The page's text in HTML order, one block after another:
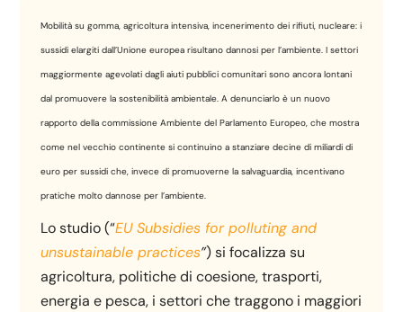
Mobilità su gomma, agricoltura intensiva, incenerimento dei rifiuti, nucleare: i
sussidi elargiti dall’Unione europea risultano dannosi per l’ambiente. I settori
maggiormente agevolati dagli aiuti pubblici comunitari sono ancora lontani
dal promuovere la sostenibilità ambientale. A denunciarlo è un nuovo
rapporto della commissione Ambiente del Parlamento Europeo, che mostra
come nel vecchio continente si continuino a stanziare decine di miliardi di
euro per sussidi che, invece di promuoverne la salvaguardia, incentivano
pratiche molto dannose per l’ambiente.
Lo studio (“EU Subsidies for polluting and
unsustainable practices”) si focalizza su
agricoltura, politiche di coesione, trasporti,
energia e pesca, i settori che traggono i maggiori